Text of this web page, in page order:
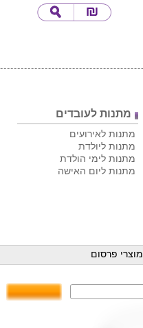
מתנות לעובדים
מתנות לאירועים
מתנות ליולדת
מתנות לימי הולדת
מתנות ליום האישה
מוצרי פרסום